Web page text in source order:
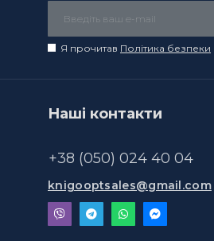
Я прочитав Політика безпеки
Наші контакти
+38 (050) 024 40 04
knigooptsales@gmail.com